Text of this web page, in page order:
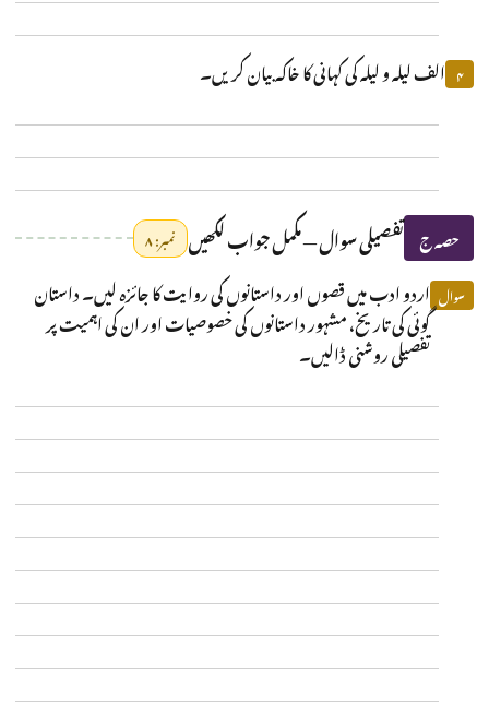
۴ الف لیلہ و لیلہ کی کہانی کا خاکہ بیان کریں۔
حصہ ج تفصیلی سوال — مکمل جواب لکھیں نمبر: ۸
سوال اردو ادب میں قصوں اور داستانوں کی روایت کا جائزہ لیں۔ داستان
گوئی کی تاریخ، مشہور داستانوں کی خصوصیات اور ان کی اہمیت پر
تفصیلی روشنی ڈالیں۔